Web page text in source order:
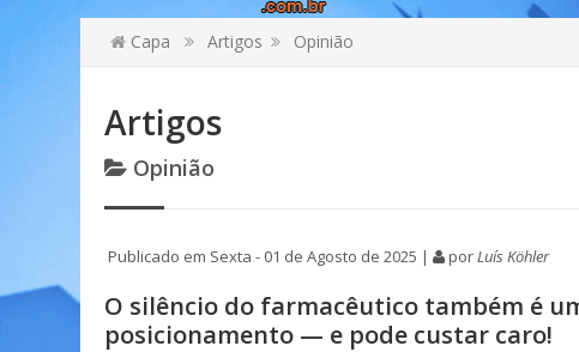
Capa Artigos Opinião
Artigos
Opinião
Publicado em Sexta - 01 de Agosto de 2025 | porLuís Köhler
O silêncio do farmacêutico também é
posicionamento — e pode custar caro!